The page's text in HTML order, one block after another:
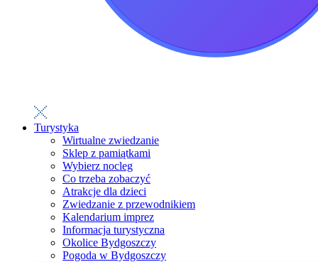
Turystyka
Wirtualne zwiedzanie
Sklep z pamiątkami
Wybierz nocleg
Co trzeba zobaczyć
Atrakcje dla dzieci
Zwiedzanie z przewodnikiem
Kalendarium imprez
Informacja turystyczna
Okolice Bydgoszczy
Pogoda w Bydgoszczy